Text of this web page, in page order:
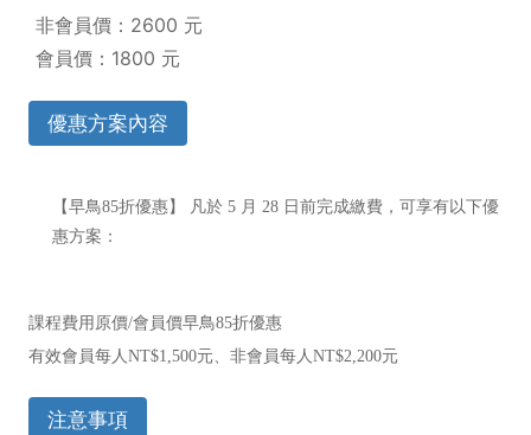
非會員價：2600 元
會員價：1800 元
優惠方案內容
【早鳥85折優惠】 凡於 5 月 28 日前完成繳費，可享有以下優
惠方案：
課程費用原價/會員價早鳥85折優惠
有效會員每人NT$1,500元、非會員每人NT$2,200元
注意事項